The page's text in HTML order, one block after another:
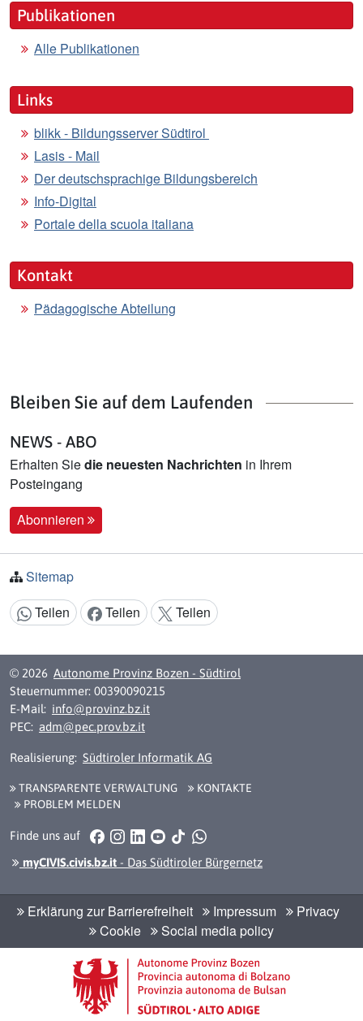
Publikationen
Alle Publikationen
Links
blikk - Bildungsserver Südtirol
Lasis - Mail
Der deutschsprachige Bildungsbereich
Info-Digital
Portale della scuola italiana
Kontakt
Pädagogische Abteilung
Bleiben Sie auf dem Laufenden
NEWS - ABO
Erhalten Siedie neuesten Nachrichten in Ihrem
Posteingang
Abonnieren
Sitemap
Inhalt teilen:
Teilen Teilen Teilen
© 2026 Autonome Provinz Bozen - Südtirol
Steuernummer: 00390090215
E-Mail: info@provinz.bz.it
PEC: adm@pec.prov.bz.it
Realisierung: Südtiroler Informatik AG
TRANSPARENTE VERWALTUNG
KONTAKTE
PROBLEM MELDEN
Finde uns auf Facebook
Instagram
LinkedInYouTube
TikTokWhatsApp
myCIVIS.civis.bz.it - Das Südtiroler Bürgernetz
Erklärung zur Barrierefreiheit Impressum
Privacy
Cookie
Social media policy